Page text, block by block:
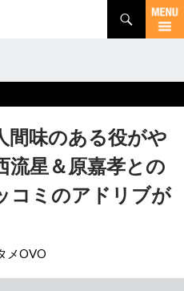
間味のある役がや
星＆原嘉孝との
コミのアドリブが
メOVO